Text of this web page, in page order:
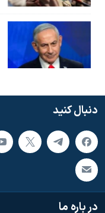
دنبال کنید
در باره ما